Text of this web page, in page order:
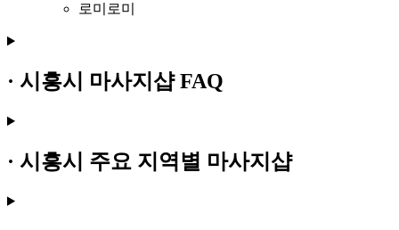
로미로미
· 시흥시 마사지샵 FAQ
· 시흥시 주요 지역별 마사지샵